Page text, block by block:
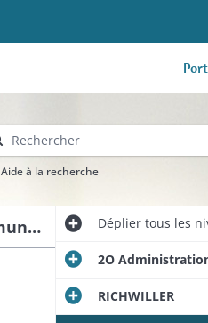
Aide à la recherche
2O Administration et comptabilité communales Dépliertous les
2O
RICHWILLER